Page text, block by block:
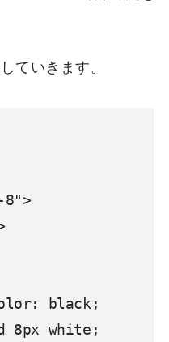
ていきます。